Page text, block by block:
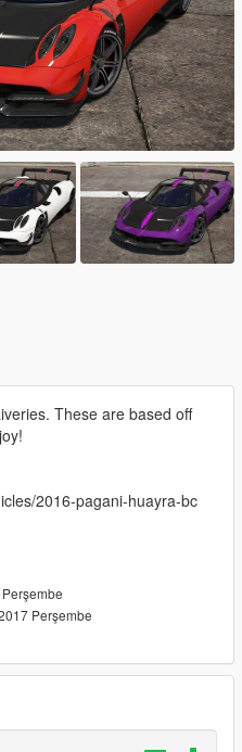
These are based off
2016-pagani-huayra-bc
Perşembe